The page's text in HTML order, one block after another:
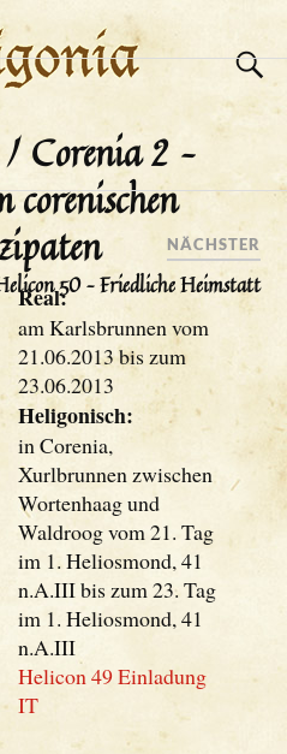
Corenia 2 –
Real:
am Karlsbrunnen vom
21.06.2013 bis zum
23.06.2013
Heligonisch:
in Corenia,
Xurlbrunnen zwischen
Wortenhaag und
Waldroog vom 21. Tag
im 1. Heliosmond, 41
n.A.III bis zum 23. Tag
im 1. Heliosmond, 41
n.A.III
Helicon 49 Einladung
IT
NÄCHSTER
50 – Friedliche Heimstatt